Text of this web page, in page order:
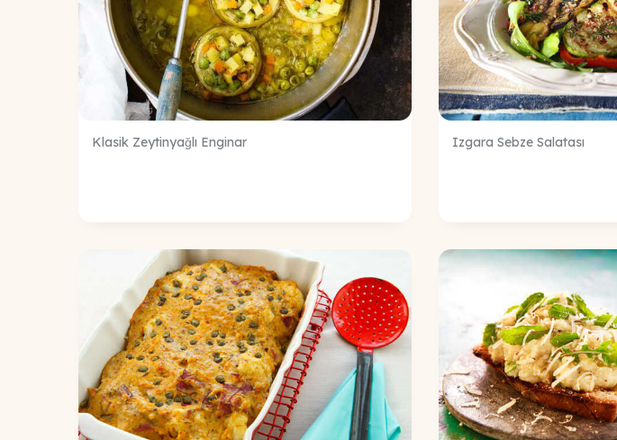
Klasik Zeytinyağlı Enginar Izgara Sebze Salatası